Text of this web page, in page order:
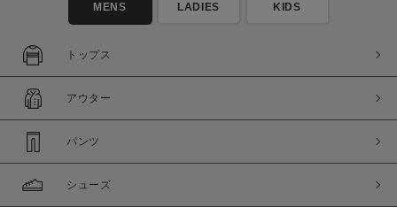
セール価格
在庫
在庫あり
MENS LADIES KIDS
トップス
アウター
パンツ
シューズ